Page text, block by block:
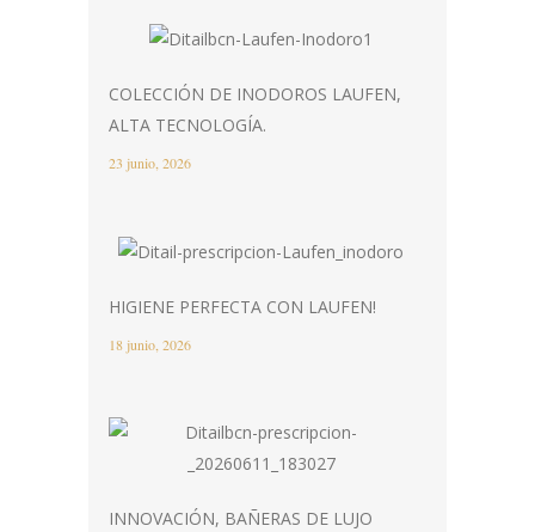
COLECCIÓN DE INODOROS LAUFEN,
ALTA TECNOLOGÍA.
23 junio, 2026
HIGIENE PERFECTA CON LAUFEN!
18 junio, 2026
INNOVACIÓN, BAÑERAS DE LUJO